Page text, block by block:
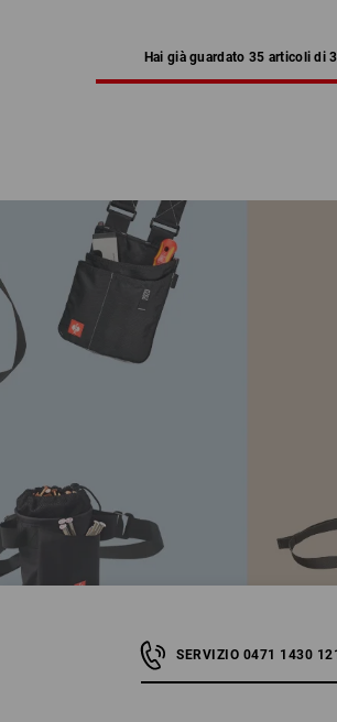
Hai già guardato 35 articoli di
SERVIZIO 0471 1430